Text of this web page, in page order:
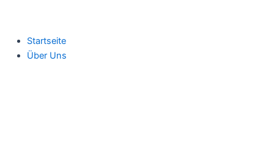
Startseite
Über Uns